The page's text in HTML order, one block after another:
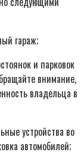
гараж;
и парковок
внимание,
владельца в
устройства во
автомобилей;